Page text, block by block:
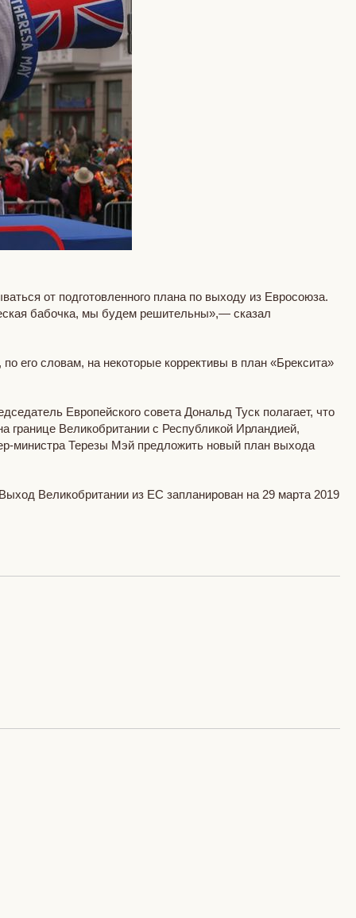
от подготовленного плана по выходу из Евросоюза.
бабочка, мы будем решительны»,— сказал
его словам, на некоторые коррективы в план «Брексита»
Европейского совета Дональд Туск полагает, что
Великобритании с Республикой Ирландией,
министра Терезы Мэй предложить новый план выхода
Великобритании из ЕС запланирован на 29 марта 2019